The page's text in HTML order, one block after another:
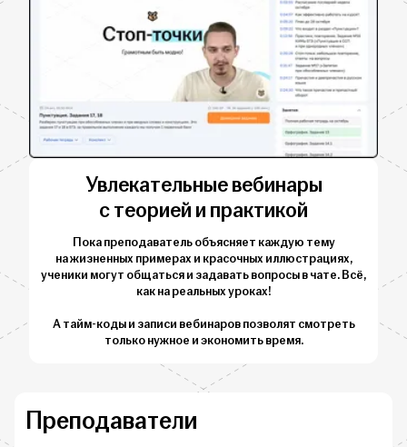
Увлекательные вебинары
с теорией и практикой
Пока преподаватель объясняет каждую тему
на жизненных примерах и красочных иллюстрациях,
ученики могут общаться и задавать вопросы в чате. Всё,
как на реальных уроках!
А тайм-коды и записи вебинаров позволят смотреть
только нужное и экономить время.
Преподаватели